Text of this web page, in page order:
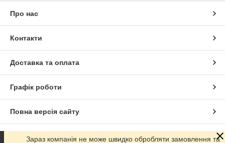
Про нас
Контакти
Доставка та оплата
Графік роботи
Повна версія сайту
Сайт створено на маркетплейсі Prom.ua
Зараз компанія не може швидко обробляти замовлення та